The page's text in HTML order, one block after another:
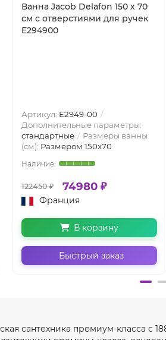
Ванна Jacob Delafon 150 х 70
см с отверстиями для ручек
E294900
Артикул: E2949-00
Дополнительные параметры:
стандартные
Размеры ванны
(см): Размером 150x70
122450 ₽ 74980 ₽
Франция
В корзину
Быстрый заказ
сантехника премиум-класса с